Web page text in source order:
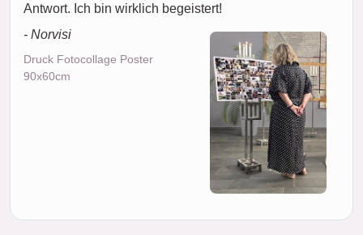
Antwort. Ich bin wirklich begeistert!
- Norvisi
Druck Fotocollage Poster
90x60cm